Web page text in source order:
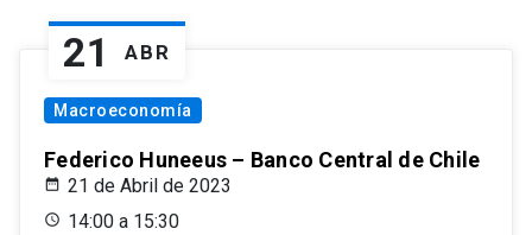
21 ABR
Macroeconomía
Federico Huneeus – Banco Central de Chile
21 de Abril de 2023
14:00 a 15:30